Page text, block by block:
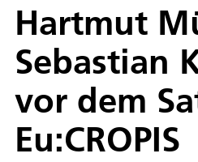
Hartmut
Sebastian
vor dem
Eu:CROPIS